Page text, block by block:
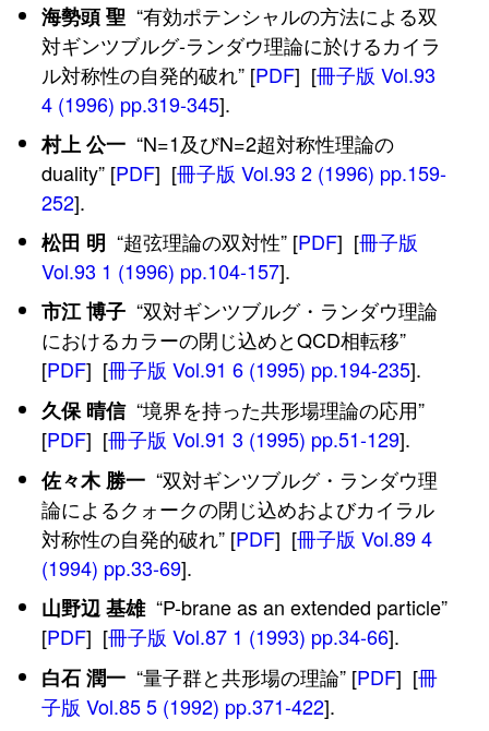
海勢頭 聖 “有効ポテンシャルの方法による双
対ギンツブルグ-ランダウ理論に於けるカイラ
ル対称性の自発的破れ” [PDF] [冊子版 Vol.93
4 (1996) pp.319-345].
村上 公一“N=1及びN=2超対称性理論の
duality” [PDF] [冊子版 Vol.93 2 (1996) pp.159-
252].
松田 明 “超弦理論の双対性” [PDF] [冊子版
Vol.93 1 (1996) pp.104-157].
市江 博子“双対ギンツブルグ・ランダウ理論
におけるカラーの閉じ込めとQCD相転移”
[PDF] [冊子版 Vol.91 6 (1995) pp.194-235].
久保 晴信“境界を持った共形場理論の応用”
[PDF] [冊子版 Vol.91 3 (1995) pp.51-129].
佐々木 勝一“双対ギンツブルグ・ランダウ理
論によるクォークの閉じ込めおよびカイラル
対称性の自発的破れ” [PDF] [冊子版 Vol.89 4
(1994) pp.33-69].
山野辺 基雄“P-brane as an extended particle”
[PDF] [冊子版 Vol.87 1 (1993) pp.34-66].
白石 潤一“量子群と共形場の理論” [PDF] [冊
子版 Vol.85 5 (1992) pp.371-422].